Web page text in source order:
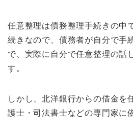
任意整理は債務整理手続きの中
続きなので、債務者が自分で手
で、実際に自分で任意整理の話
す。
しかし、北洋銀行からの借金を
護士・司法書士などの専門家に